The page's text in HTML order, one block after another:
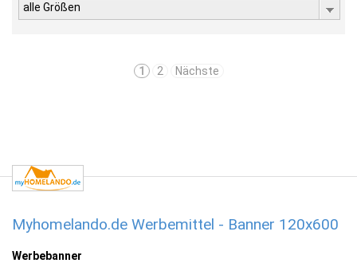
alle Größen
1 2 Nächste
Myhomelando.de Werbemittel - Banner 120x600
Werbebanner